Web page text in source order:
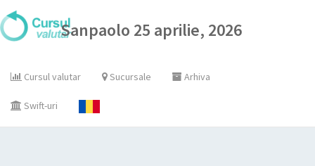
Sanpaolo 25 aprilie, 2026
Cursul valutar Sucursale Arhiva
Swift-uri